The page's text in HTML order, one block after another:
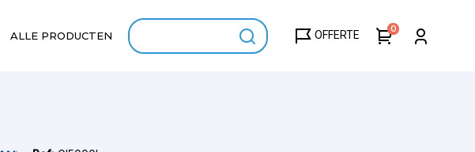
ALLE PRODUCTEN OFFERTE 0